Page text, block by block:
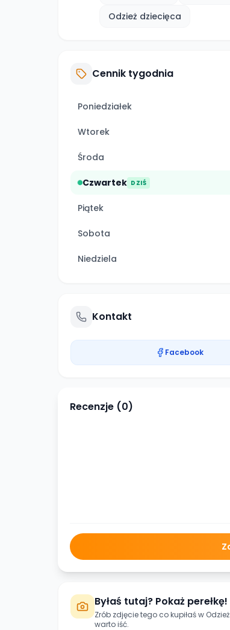
Odzież dziecięca
Cennik tygodnia
Poniedziałek
Wtorek
Środa
Czwartek DZIŚ
Piątek
Sobota
Niedziela
Kontakt
Facebook
Recenzje (0)
Byłaś tutaj? Pokaż perełkę!
Zrób zdjęcie tego co kupiłaś w
warto iść.